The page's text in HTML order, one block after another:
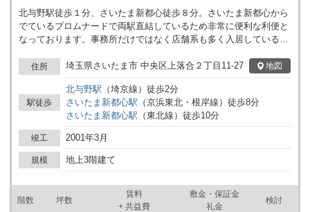
北与野駅徒歩１分、さいたま新都心徒歩８分。さいたま新都心から
でているプロムナードで両駅直結しているため非常に便利な利便と
なっております。事務所だけではなく店舗系も多く入居している建
坪を超える物件は非常に希少価値が高く、１階店舗区画は路面に面
しており直接の出入り口もあるため店舗には最適です。ビルのエン
トランスも広くは出入もしやすい物件となっております。基準階は
天井２７００ｍｍで開放感もございます。個別空調、２４時間使
用、機械警部など設備も充実しております。
住所 埼玉県さいたま市 中央区上落合２丁目11-27 地図
駅徒歩
北与野駅 （埼京線 ） 徒歩2分
さいたま新都心駅 （京浜東北・根岸線 ） 徒歩8分
さいたま新都心駅 （東北線 ） 徒歩10分
竣工 2001年3月
規模 地上3階建て
階数 坪数
賃料
+ 共益費
敷金・保証金
礼金
検討